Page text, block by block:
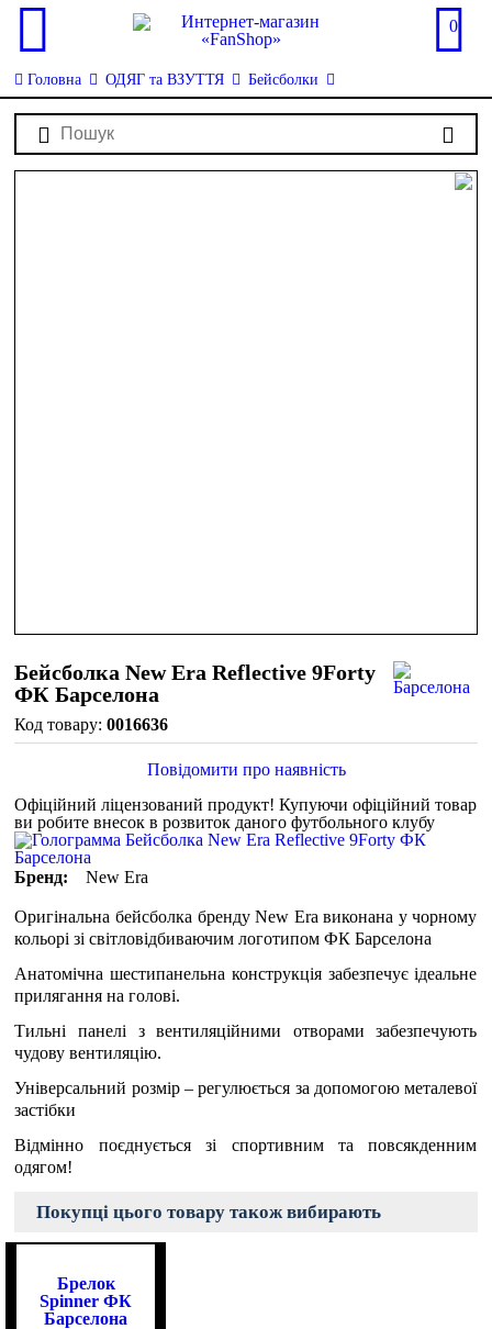
0
Головна ОДЯГ та ВЗУТТЯ Бейсболки
Бейсболка New Era Reflective 9Forty
ФК Барселона
0016636
Повідомити про наявність
Офіційний ліцензований продукт!Купуючи офіційний товар
ви робите внесок в розвиток даного футбольного клубу
Бренд: New Era
Оригінальна бейсболка бренду New Era виконана у чорному
кольорі зі світловідбиваючим логотипом ФК Барселона
Анатомічна шестипанельна конструкція забезпечує ідеальне
прилягання на голові.
Тильні панелі з вентиляційними отворами забезпечують
чудову вентиляцію.
Універсальний розмір – регулюється за допомогою металевої
застібки
Відмінно поєднується зі спортивним та повсякденним
одягом!
Покупці цього товару також вибирають
Брелок
Spinner ФК
Барселона